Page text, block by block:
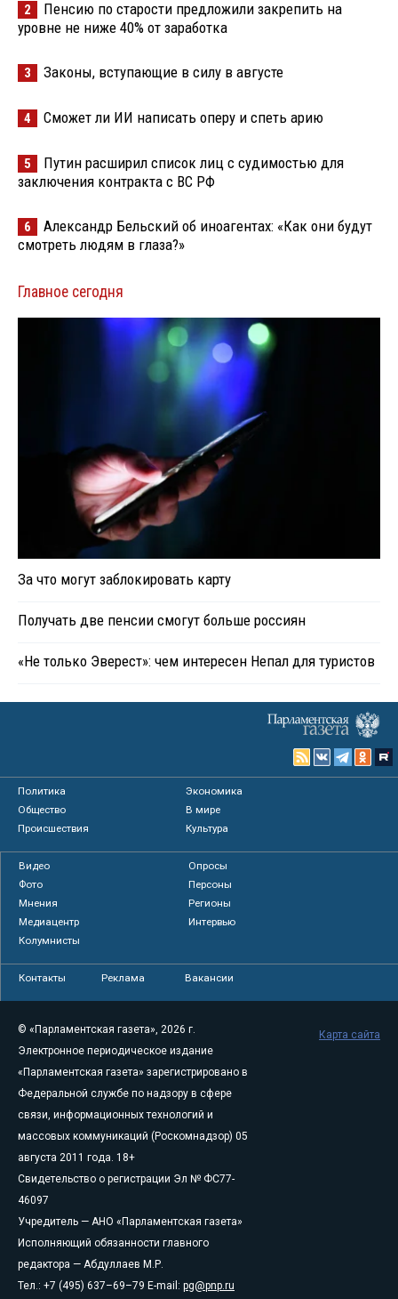
2
Пенсию по старости предложили закрепить на
уровне не ниже 40% от заработка
3 Законы, вступающие в силу в августе
4 Сможет ли ИИ написать оперу и спеть арию
5
Путин расширил список лиц с судимостью для
заключения контракта с ВС РФ
6
Александр Бельский об иноагентах: «Как они будут
смотреть людям в глаза?»
Главное сегодня
За что могут заблокировать карту
Получать две пенсии смогут больше россиян
«Не только Эверест»: чем интересен Непал для туристов
Политика
Экономика
Общество
В мире
Происшествия
Культура
Видео
Опросы
Фото
Персоны
Мнения
Регионы
Медиацентр
Интервью
Колумнисты
Контакты Реклама Вакансии
© «Парламентская газета», 2026 г.
Электронное периодическое издание
«Парламентская газета» зарегистрировано в
Федеральной службе по надзору в сфере
связи, информационных технологий и
массовых коммуникаций (Роскомнадзор) 05
августа 2011 года. 18+
Свидетельство о регистрации Эл № ФС77-
46097
Учредитель — АНО «Парламентская газета»
Исполняющий обязанности главного
редактора — Абдуллаев М.Р.
Тел.: +7 (495) 637–69–79 E-mail: pg@pnp.ru
Карта сайта